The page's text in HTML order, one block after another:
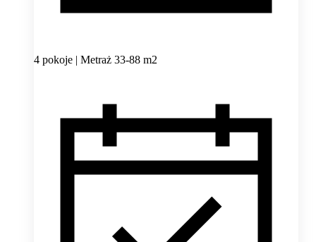
4 pokoje | Metraż 33-88 m2